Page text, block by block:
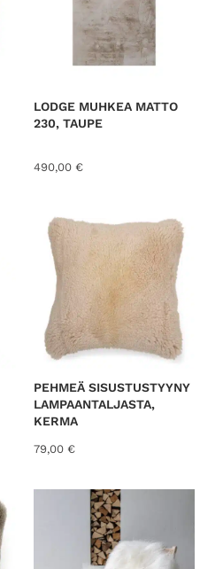
LODGE MUHKEA MATTO
230, TAUPE
490,00 €
PEHMEÄ SISUSTUSTYYNY
LAMPAANTALJASTA,
KERMA
79,00 €